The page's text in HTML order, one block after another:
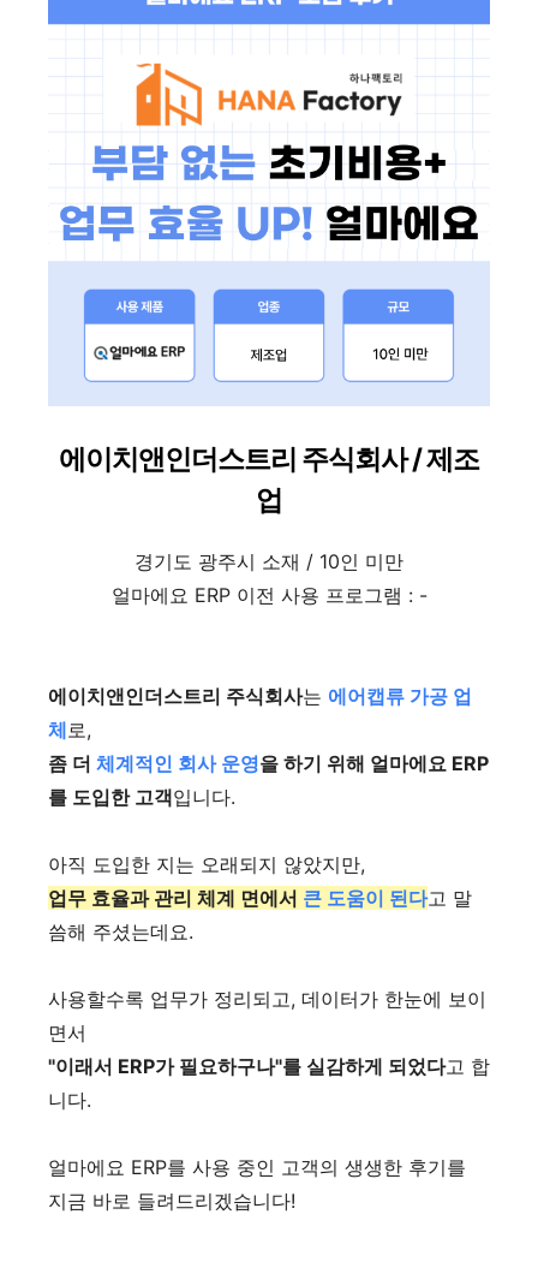
에이치앤인더스트리 주식회사 / 제조
업
경기도 광주시 소재 / 10인 미만
얼마에요 ERP 이전 사용 프로그램 : -
에이치앤인더스트리 주식회사는 에어캡류 가공 업
체 로,
좀 더 체계적인 회사 운영을 하기 위해 얼마에요 ERP
를 도입한 고객입니다.
아직 도입한 지는 오래되지 않았지만,
업무 효율과 관리 체계 면에서 큰 도움이 된다고 말
씀해 주셨는데요.
사용할수록 업무가 정리되고, 데이터가 한눈에 보이
면서
"이래서 ERP가 필요하구나"를 실감하게 되었다고 합
니다.
얼마에요 ERP를 사용 중인 고객의 생생한 후기를
지금 바로 들려드리겠습니다!